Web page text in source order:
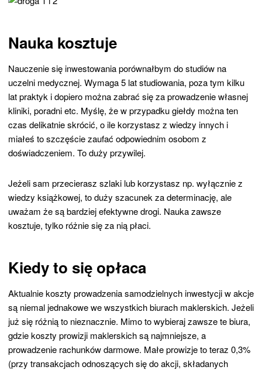
Nauka kosztuje
Nauczenie się inwestowania porównałbym do studiów na
uczelni medycznej. Wymaga 5 lat studiowania, poza tym kilku
lat praktyk i dopiero można zabrać się za prowadzenie własnej
kliniki, poradni etc. Myślę, że w przypadku giełdy można ten
czas delikatnie skrócić, o ile korzystasz z wiedzy innych i
miałeś to szczęście zaufać odpowiednim osobom z
doświadczeniem. To duży przywilej.
Jeżeli sam przecierasz szlaki lub korzystasz np. wyłącznie z
wiedzy książkowej, to duży szacunek za determinację, ale
uważam że są bardziej efektywne drogi. Nauka zawsze
kosztuje, tylko różnie się za nią płaci.
Kiedy to się opłaca
Aktualnie koszty prowadzenia samodzielnych inwestycji w akcje
są niemal jednakowe we wszystkich biurach maklerskich. Jeżeli
już się różnią to nieznacznie. Mimo to wybieraj zawsze te biura,
gdzie koszty prowizji maklerskich są najmniejsze, a
prowadzenie rachunków darmowe. Małe prowizje to teraz 0,3%
(przy transakcjach odnoszących się do akcji, składanych